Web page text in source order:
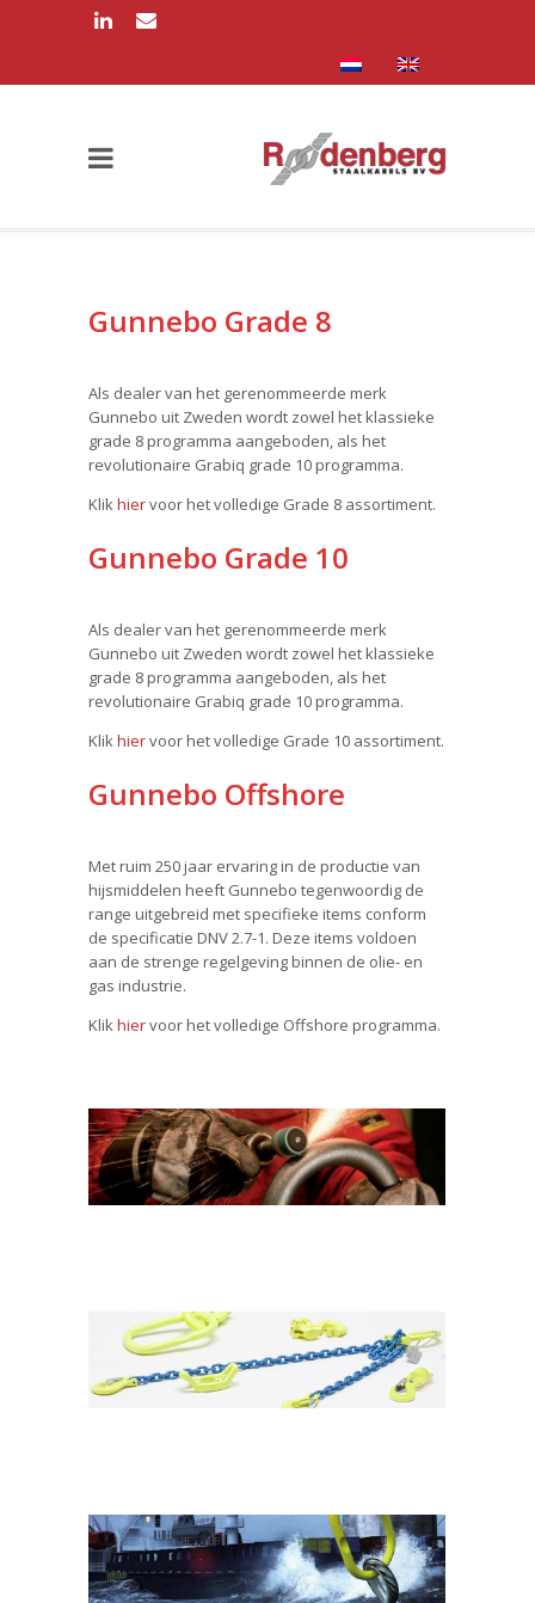
Gunnebo Grade 8
Als dealer van het gerenommeerde merk
Gunnebo uit Zweden wordt zowel het klassieke
grade 8 programma aangeboden, als het
revolutionaire Grabiq grade 10 programma.
Klikhiervoor het volledige Grade 8 assortiment.
Gunnebo Grade 10
Als dealer van het gerenommeerde merk
Gunnebo uit Zweden wordt zowel het klassieke
grade 8 programma aangeboden, als het
revolutionaire Grabiq grade 10 programma.
Klikhiervoor het volledige Grade 10 assortiment.
Gunnebo Offshore
Met ruim 250 jaar ervaring in de productie van
hijsmiddelen heeft Gunnebo tegenwoordig de
range uitgebreid met specifieke items conform
de specificatie DNV 2.7-1. Deze items voldoen
aan de strenge regelgeving binnen de olie- en
gas industrie.
Klikhiervoor het volledige Offshore programma.